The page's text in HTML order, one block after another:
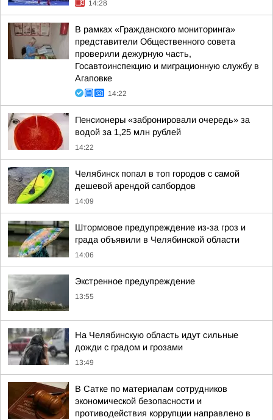
14:28
В рамках «Гражданского мониторинга»
представители Общественного совета
проверили дежурную часть,
Госавтоинспекцию и миграционную службу в
Агаповке
14:22
Пенсионеры «забронировали очередь» за
водой за 1,25 млн рублей
14:22
Челябинск попал в топ городов с самой
дешевой арендой сапбордов
14:09
Штормовое предупреждение из-за гроз и
града объявили в Челябинской области
14:06
Экстренное предупреждение
13:55
На Челябинскую область идут сильные
дожди с градом и грозами
13:49
В Сатке по материалам сотрудников
экономической безопасности и
противодействия коррупции направлено в